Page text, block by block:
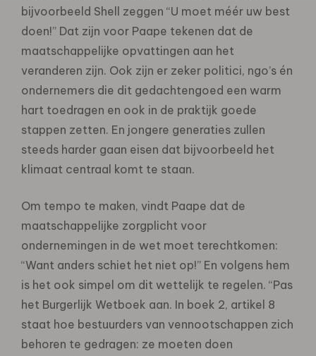
bijvoorbeeld Shell zeggen “U moet méér uw best
doen!” Dat zijn voor Paape tekenen dat de
maatschappelijke opvattingen aan het
veranderen zijn. Ook zijn er zeker politici, ngo’s én
ondernemers die dit gedachtengoed een warm
hart toedragen en ook in de praktijk goede
stappen zetten. En jongere generaties zullen
steeds harder gaan eisen dat bijvoorbeeld het
klimaat centraal komt te staan.
Om tempo te maken, vindt Paape dat de
maatschappelijke zorgplicht voor
ondernemingen in de wet moet terechtkomen:
“Want anders schiet het niet op!” En volgens hem
is het ook simpel om dit wettelijk te regelen. “Pas
het Burgerlijk Wetboek aan. In boek 2, artikel 8
staat hoe bestuurders van vennootschappen zich
behoren te gedragen: ze moeten doen